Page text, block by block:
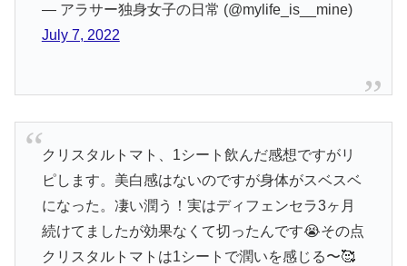
— アラサー独身女子の日常 (@mylife_is__mine)
July 7, 2022
クリスタルトマト、1シート飲んだ感想ですがリ
ピします。美白感はないのですが身体がスベスベ
になった。凄い潤う！実はディフェンセラ3ヶ月
続けてましたが効果なくて切ったんです😭その点
クリスタルトマトは1シートで潤いを感じる〜🥰